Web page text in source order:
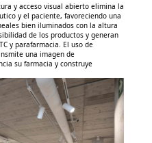
y acceso visual abierto elimina la
y el paciente, favoreciendo una
bien iluminados con la altura
de los productos y generan
y parafarmacia. El uso de
una imagen de
su farmacia y construye